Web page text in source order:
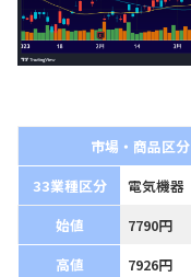
市場・商品区分
33業種区分
電気機器
始値
7790円
高値
7926円